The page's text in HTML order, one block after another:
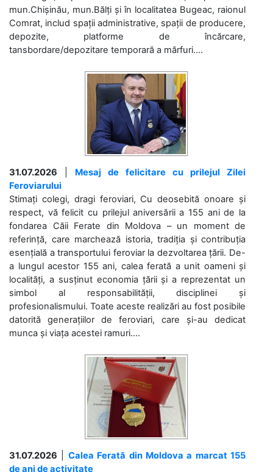
mun.Chișinău, mun.Bălți și în localitatea Bugeac, raionul
Comrat, includ spații administrative, spații de producere,
depozite, platforme de încărcare,
tansbordare/depozitare temporară a mărfuri....
31.07.2026
Mesaj de felicitare cu prilejul Zilei
Feroviarului
Stimați colegi, dragi feroviari, Cu deosebită onoare și
respect, vă felicit cu prilejul aniversării a 155 ani de la
fondarea Căii Ferate din Moldova – un moment de
referință, care marchează istoria, tradiția și contribuția
esențială a transportului feroviar la dezvoltarea țării. De-
a lungul acestor 155 ani, calea ferată a unit oameni și
localități, a susținut economia țării și a reprezentat un
simbol al responsabilității, disciplinei și
profesionalismului. Toate aceste realizări au fost posibile
datorită generațiilor de feroviari, care și-au dedicat
munca și viața acestei ramuri....
31.07.2026
Calea Ferată din Moldova a marcat 155
de ani de activitate